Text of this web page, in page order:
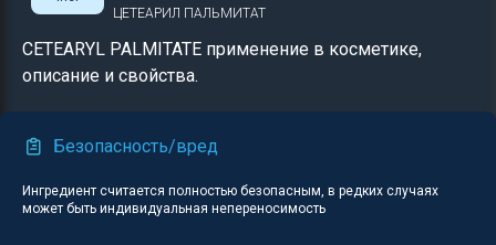
ЦЕТЕАРИЛ ПАЛЬМИТАТ
CETEARYL PALMITATE применение в косметике,
описание и свойства.
Безопасность/вред
Ингредиент считается полностью безопасным, в редких случаях
может быть индивидуальная непереносимость